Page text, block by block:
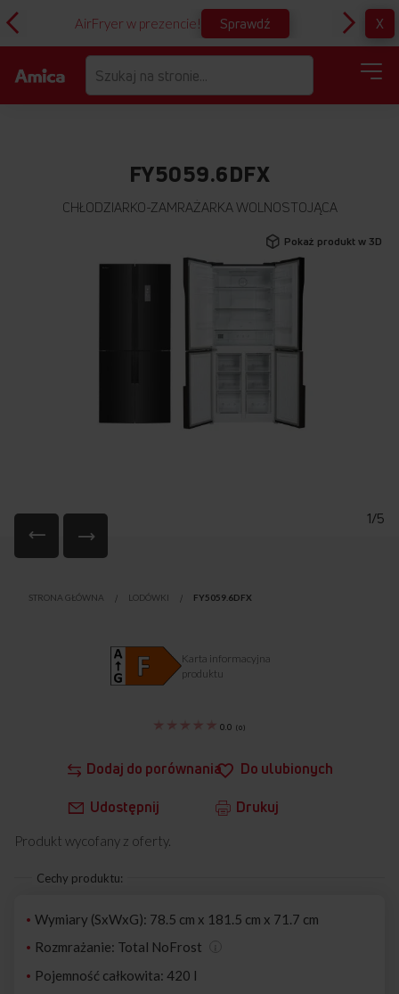
AirFryer w prezencie! Sprawdź X
FY5059.6DFX
CHŁODZIARKO-ZAMRAŻARKA WOLNOSTOJĄCA
Pokaż produkt w 3D
1/5
początek
STRONA GŁÓWNA LODÓWKI FY5059.6DFX
Dodaj do porównania Do ulubionych
Udostępnij Drukuj
0.0 (0)
Karta informacyjna
produktu
Produkt wycofany z oferty.
Cechy produktu:
Wymiary (SxWxG): 78.5 cm x 181.5 cm x 71.7 cm
Rozmrażanie: Total NoFrost
Pojemność całkowita: 420 l